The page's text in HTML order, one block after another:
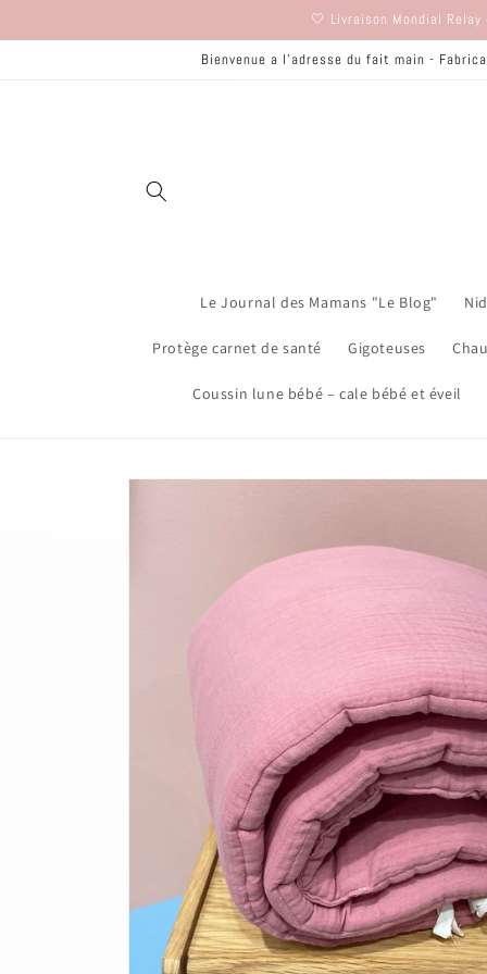
au
🤍 Livraison Mondial
Bienvenue a l'adresse du fait main -
Le Journal des Mamans "Le Blog"
Protège carnet de santé Gigoteuses
Coussin lune bébé – cale bébé et éveil
Passer aux